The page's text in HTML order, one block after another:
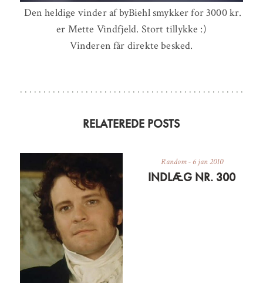
Den heldige vinder af byBiehl smykker for 3000 kr.
er Mette Vindfjeld. Stort tillykke :)
Vinderen får direkte besked.
RELATEREDE POSTS
Random- 6 jan 2010
INDLÆG NR. 300